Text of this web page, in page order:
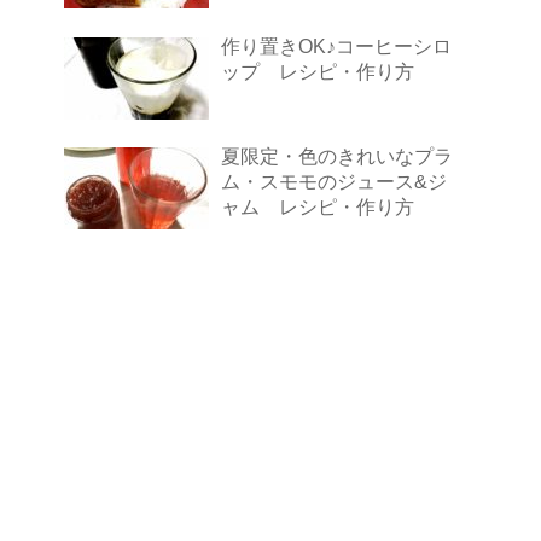
作り置きOK♪コーヒーシロ
ップ レシピ・作り方
夏限定・色のきれいなプラ
ム・スモモのジュース&ジ
ャム レシピ・作り方